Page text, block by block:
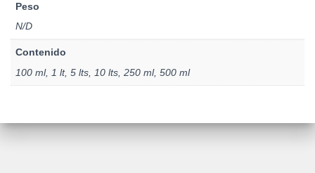
Peso
N/D
Contenido
100 ml, 1 lt, 5 lts, 10 lts, 250 ml, 500 ml